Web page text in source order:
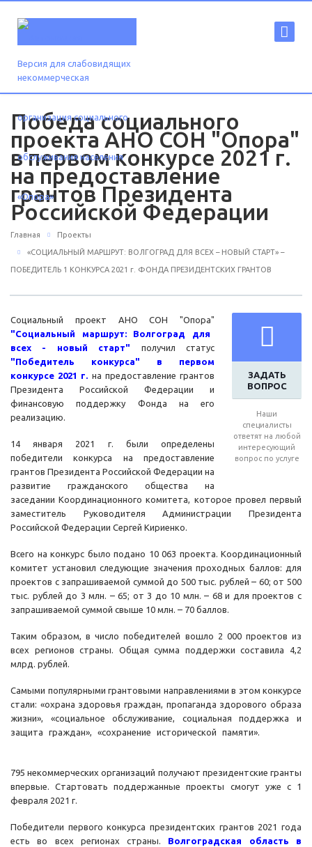
Версия для слабовидящих
Победа социального
проекта АНО СОН "Опора"
в первом конкурсе 2021 г.
на предоставление
грантов Президента
Российской Федерации
Главная Проекты
«СОЦИАЛЬНЫЙ МАРШРУТ: ВОЛГОГРАД ДЛЯ ВСЕХ – НОВЫЙ СТАРТ» –
ПОБЕДИТЕЛЬ 1 КОНКУРСА 2021 г. ФОНДА ПРЕЗИДЕНТСКИХ ГРАНТОВ
ЗАДАТЬ
ВОПРОС
Наши
специалисты
ответят на любой
интересующий
вопрос по услуге
Социальный проект АНО СОН "Опора"
"Социальный маршрут: Волгоград для
всех - новый старт" получил статус
"Победитель конкурса" в первом
конкурсе 2021 г. на предоставление грантов
Президента Российской Федерации и
финансовую поддержку Фонда на его
реализацию.
14 января 2021 г. были определены
победители конкурса на предоставление
грантов Президента Российской Федерации на
развитие гражданского общества на
заседании Координационного комитета, которое провел первый
заместитель Руководителя Администрации Президента
Российской Федерации Сергей Кириенко.
Всего на конкурс было подано 10 063 проекта. Координационный
комитет установил следующие значения проходных баллов: для
проектов с запрашиваемой суммой до 500 тыс. рублей – 60; от 500
тыс. рублей до 3 млн. – 65; от 3 до 10 млн. – 68 и для проектов с
запрашиваемой суммой свыше 10 млн. – 70 баллов.
Таким образом, в число победителей вошло 2 000 проектов из
всех регионов страны. Общая сумма поддержки составила 4,2
млрд. рублей.
Самыми популярными грантовыми направлениями в этом конкурсе
стали: «охрана здоровья граждан, пропаганда здорового образа
жизни», «социальное обслуживание, социальная поддержка и
защита граждан», «сохранение исторической памяти».
795 некоммерческих организаций получают президентские гранты
впервые. Стартовать поддержанные проекты смогут уже с 1
февраля 2021 г.
Победители первого конкурса президентских грантов 2021 года
есть во всех регионах страны. Волгоградская область в